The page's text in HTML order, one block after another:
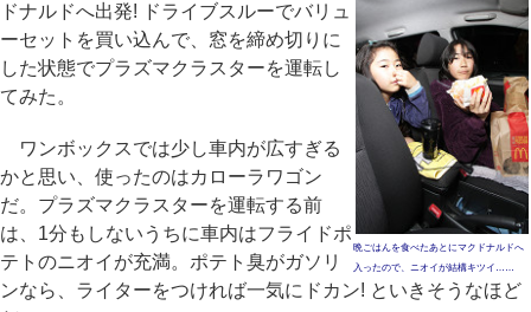
晩ごはんを食べたあとにマクドナルドへ
入ったので、ニオイが結構キツイ……
ドナルドへ出発! ドライブスルーでバリュ
ーセットを買い込んで、窓を締め切りに
した状態でプラズマクラスターを運転し
てみた。
ワンボックスでは少し車内が広すぎる
かと思い、使ったのはカローラワゴン
だ。プラズマクラスターを運転する前
は、1分もしないうちに車内はフライドポ
テトのニオイが充満。ポテト臭がガソリ
ンなら、ライターをつければ一気にドカン! といきそうなほど